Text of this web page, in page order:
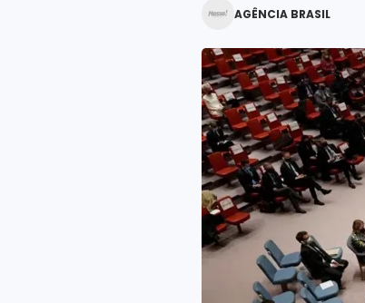
AGÊNCIA BRASIL